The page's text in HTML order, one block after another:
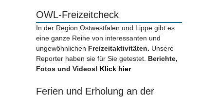
OWL-Freizeitcheck
In der Region Ostwestfalen und Lippe gibt es
eine ganze Reihe von interessanten und
ungewöhnlichen Freizeitaktivitäten. Unsere
Reporter haben sie für Sie getestet. Berichte,
Fotos und Videos! Klick hier
Ferien und Erholung an der